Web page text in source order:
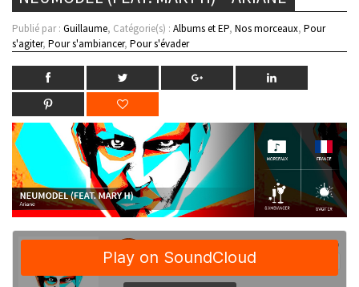
Publié par : Guillaume, Catégorie(s) : Albums et EP, Nos morceaux, Pour
s'agiter, Pour s'ambiancer, Pour s'évader